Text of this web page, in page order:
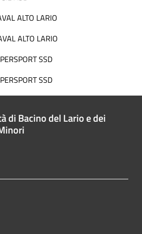
ALTO LARIO
ALTO LARIO
SSD
SSD
di Bacino del Lario e dei